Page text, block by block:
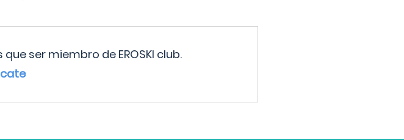
ser miembro de EROSKI club.